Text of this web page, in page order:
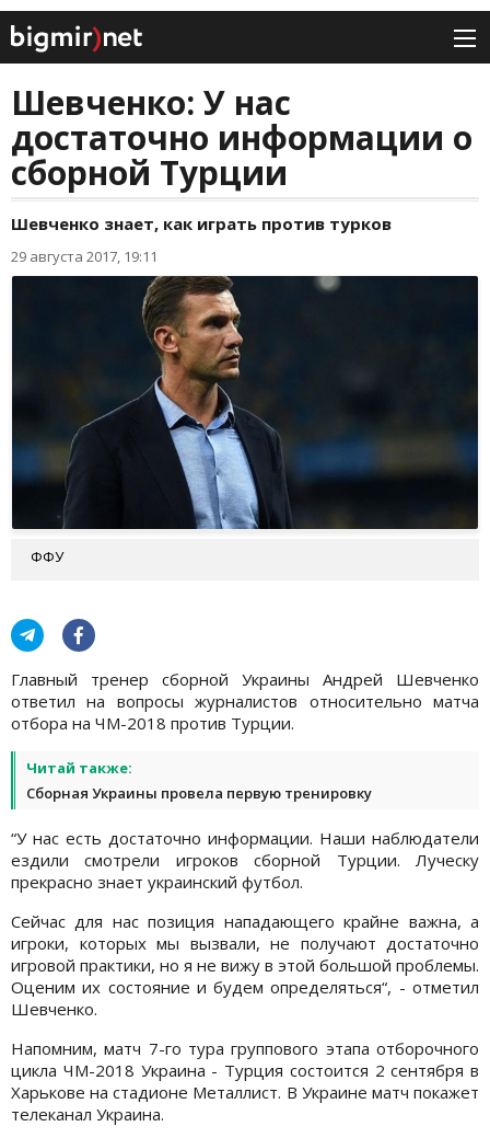
Шевченко: У нас
достаточно информации о
сборной Турции
Шевченко знает, как играть против турков
29 августа 2017, 19:11
ФФУ
Главный тренер сборной Украины Андрей Шевченко
ответил на вопросы журналистов относительно матча
отбора на ЧМ-2018 против Турции.
Читай также:
Сборная Украины провела первую тренировку
“У нас есть достаточно информации. Наши наблюдатели
ездили смотрели игроков сборной Турции. Луческу
прекрасно знает украинский футбол.
Сейчас для нас позиция нападающего крайне важна, а
игроки, которых мы вызвали, не получают достаточно
игровой практики, но я не вижу в этой большой проблемы.
Оценим их состояние и будем определяться“, - отметил
Шевченко.
Напомним, матч 7-го тура группового этапа отборочного
цикла ЧМ-2018 Украина - Турция состоится 2 сентября в
Харькове на стадионе Металлист. В Украине матч покажет
телеканал Украина.